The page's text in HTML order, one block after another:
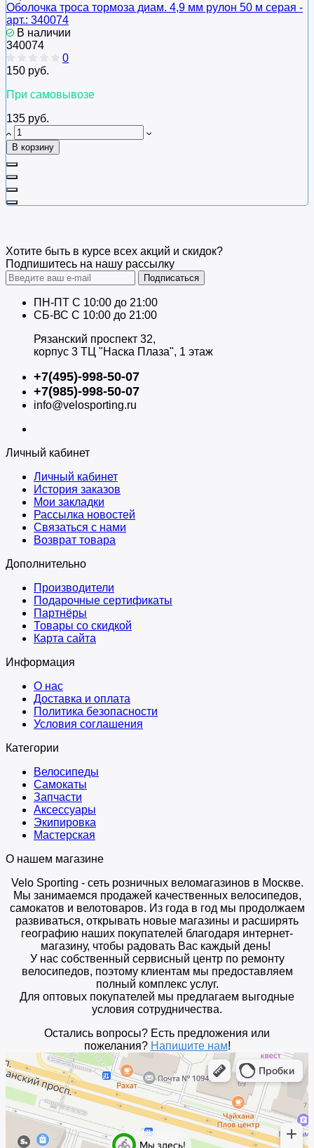
Оболочка троса тормоза диам. 4,9 мм рулон 50 м серая -
арт.: 340074
В наличии
340074
0
150 руб.
При самовывозе
135 руб.
В корзину
Хотите быть в курсе всех акций и скидок?
Подпишитесь на нашу рассылку
Подписаться
ПН-ПТ C 10:00 до 21:00
СБ-ВС С 10:00 до 21:00
Рязанский проспект 32,
корпус 3 ТЦ "Наска Плаза", 1 этаж
+7(495)-998-50-07
+7(985)-998-50-07
info@velosporting.ru
Личный кабинет
Личный кабинет
История заказов
Мои закладки
Рассылка новостей
Связаться с нами
Возврат товара
Дополнительно
Производители
Подарочные сертификаты
Партнёры
Товары со скидкой
Карта сайта
Информация
О нас
Доставка и оплата
Политика безопасности
Условия соглашения
Категории
Велосипеды
Самокаты
Запчасти
Аксессуары
Экипировка
Мастерская
О нашем магазине
Velo Sporting - сеть розничных веломагазинов в Москве.
Мы занимаемся продажей качественных велосипедов,
самокатов и велотоваров. Из года в год мы продолжаем
развиваться, открывать новые магазины и расширять
географию наших покупателей благодаря интернет-
магазину, чтобы радовать Вас каждый день!
У нас собственный сервисный центр по ремонту
велосипедов, поэтому клиентам мы предоставляем
полный комплекс услуг.
Для оптовых покупателей мы предлагаем выгодные
условия сотрудничества.
Остались вопросы? Есть предложения или
пожелания? Напишите нам!